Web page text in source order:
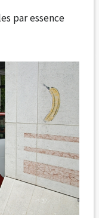
par essence